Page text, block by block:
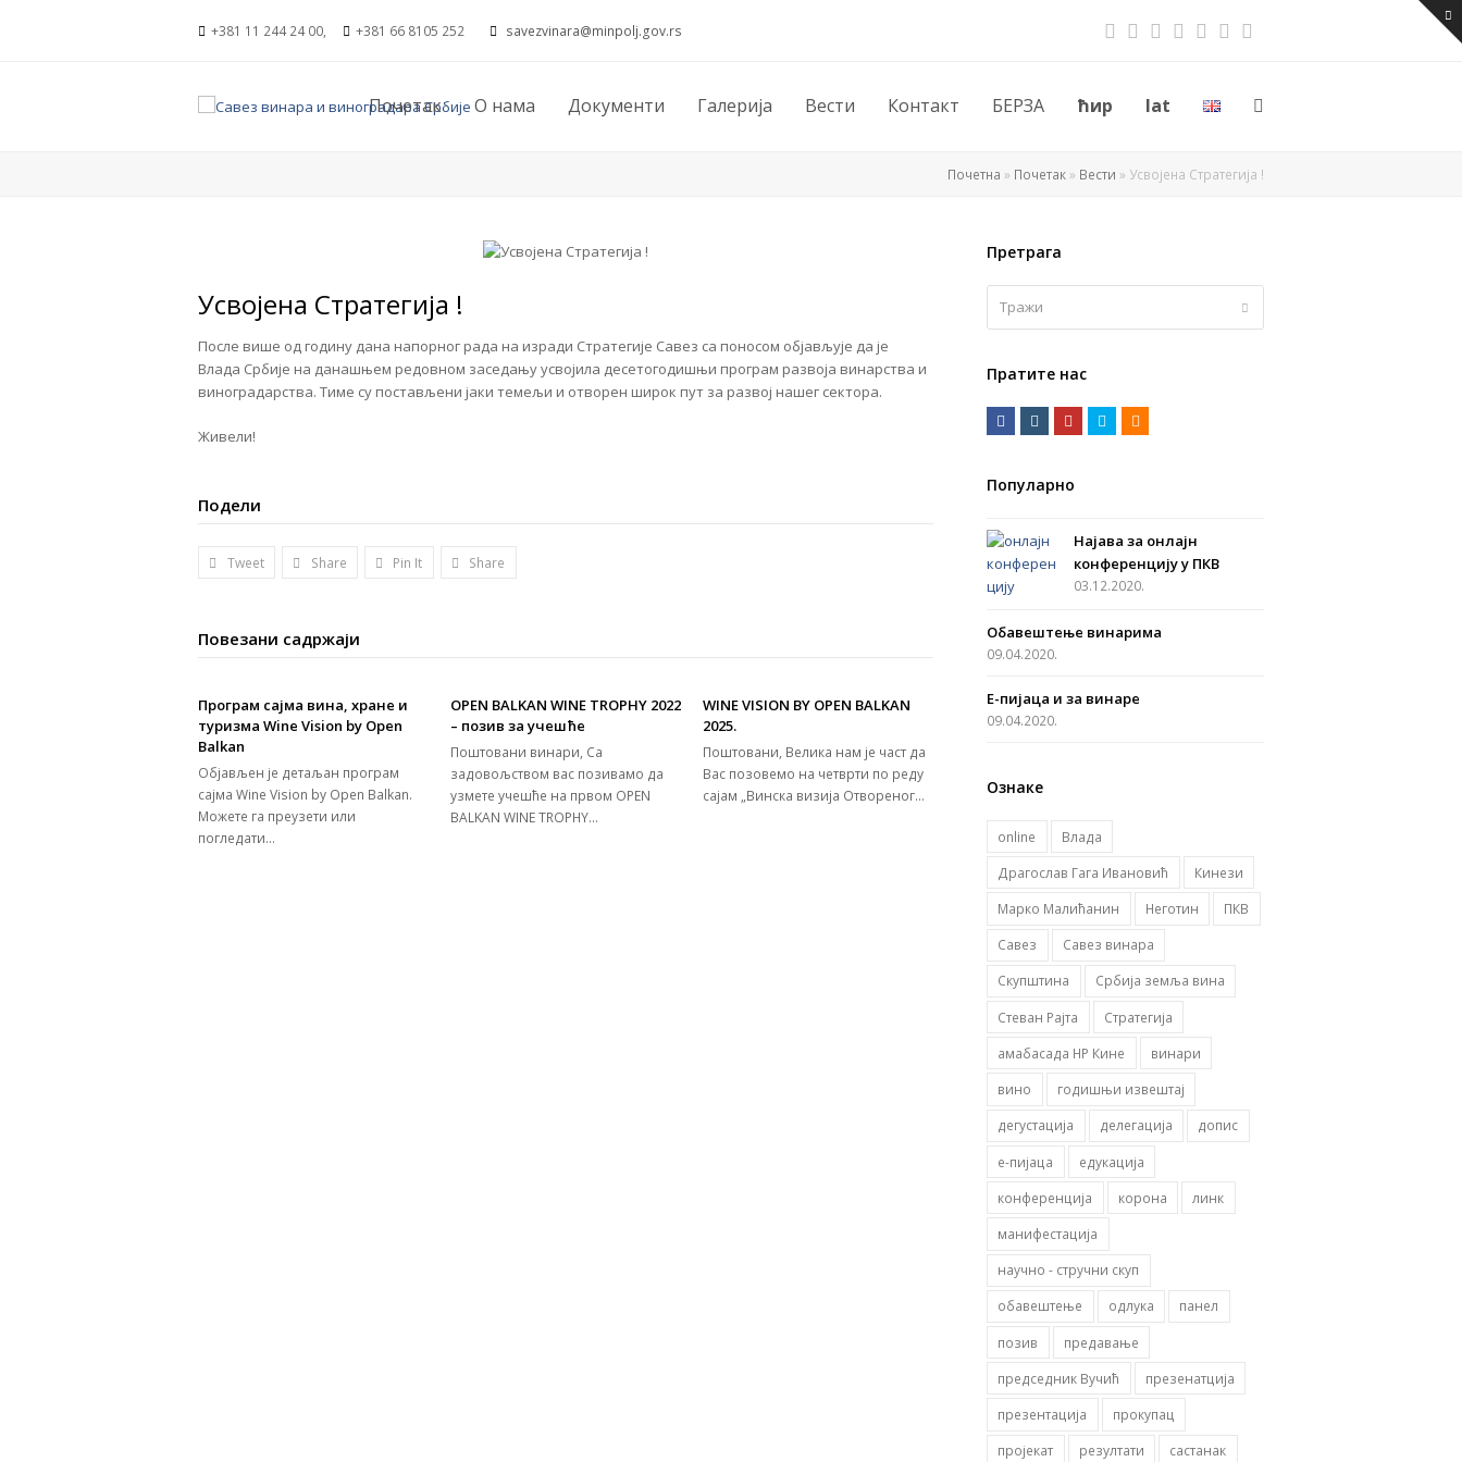
+381 11 244 24 00, +381 66 8105 252 savezvinara@minpolj.gov.rs Twitter
Facebook
Instagram
Youtube
RSS Email
Почетак О нама Документи Галерија Вести Контакт БЕРЗА ћир lat
Почетна » Почетак » Вести » Усвојена Стратегија !
Усвојена Стратегија !
После више од годину дана напорног рада на изради Стратегије Савез са поносом објављује да је
Влада Србије на данашњем редовном заседању усвојила десетогодишњи програм развоја винарства и
виноградарства. Тиме су постављени јаки темељи и отворен широк пут за развој нашег сектора.
Живели!
Подели
Tweet Share Pin It Share
Повезани садржаји
Програм сајма вина, хране и
туризма Wine Vision by Open
Balkan
Објављен је детаљан програм
сајма Wine Vision by Open Balkan.
Можете га преузети или
погледати…
OPEN BALKAN WINE TROPHY 2022
– позив за учешће
Поштовани винари, Са
задовољством вас позивамо да
узмете учешће на првом OPEN
BALKAN WINE TROPHY…
WINE VISION BY OPEN BALKAN
2025.
Поштовани, Велика нам је част да
Вас позовемо на четврти по реду
сајам „Винска визија Отвореног…
Претрага
Пратите нас
Facebook
Instagram
YoutubeTwitterRSS
Популарно
Најава за онлајн
конференцију у ПКВ
03.12.2020.
Обавештење винарима
09.04.2020.
Е-пијаца и за винаре
09.04.2020.
Ознаке
online
Влада
Драгослав Гага Ивановић
Кинези
Марко Малићанин
Неготин
ПКВ
Савез
Савез винара
Скупштина
Србија земља вина
Стеван Рајта
Стратегија
амабасада НР Кине
винари
вино
годишњи извештај
дегустација
делегација
допис
е-пијаца
едукација
конференција
корона
линк
манифестација
научно - стручни скуп
обавештење
одлука
панел
позив
предавање
председник Вучић
презенатција
презентација
прокупац
пројекат
резултати
састанак